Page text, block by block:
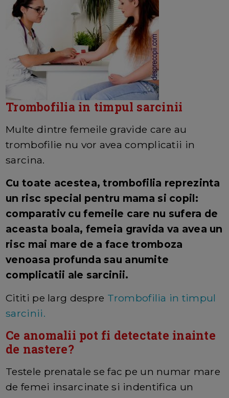
Trombofilia in timpul sarcinii
Multe dintre femeile gravide care au
trombofilie nu vor avea complicatii in
sarcina.
Cu toate acestea, trombofilia reprezinta
un risc special pentru mama si copil:
comparativ cu femeile care nu sufera de
aceasta boala, femeia gravida va avea un
risc mai mare de a face tromboza
venoasa profunda sau anumite
complicatii ale sarcinii.
Cititi pe larg despre Trombofilia in timpul
sarcinii.
Ce anomalii pot fi detectate inainte
de nastere?
Testele prenatale se fac pe un numar mare
de femei insarcinate si indentifica un